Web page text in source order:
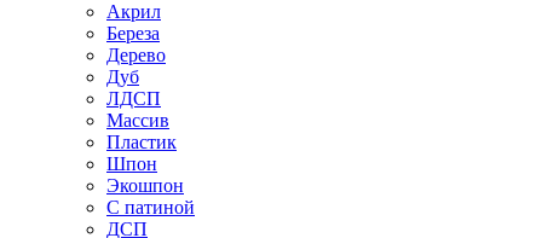
Акрил
Береза
Дерево
Дуб
ЛДСП
Массив
Пластик
Шпон
Экошпон
С патиной
ДСП